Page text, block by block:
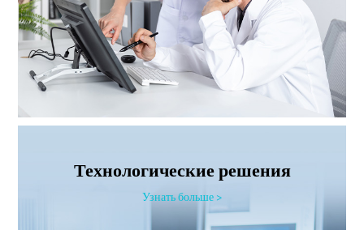
Технологические решения
Узнать больше >